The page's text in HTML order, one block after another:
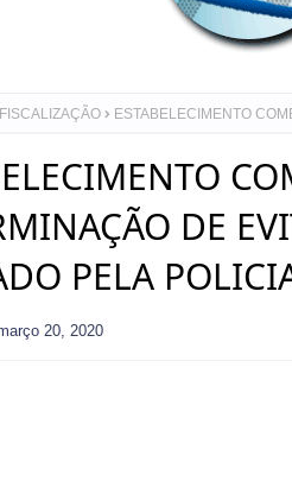
FISCALIZAÇÃO ESTABELECIMENTO
DE
PELA
20, 2020